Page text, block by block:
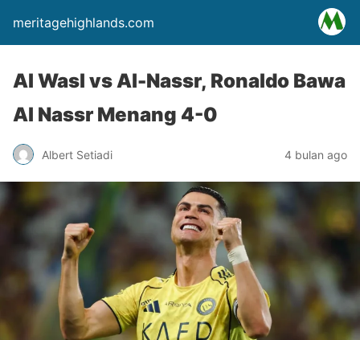
meritagehighlands.com
Al Wasl vs Al-Nassr, Ronaldo Bawa
Al Nassr Menang 4-0
Albert Setiadi 4 bulan ago